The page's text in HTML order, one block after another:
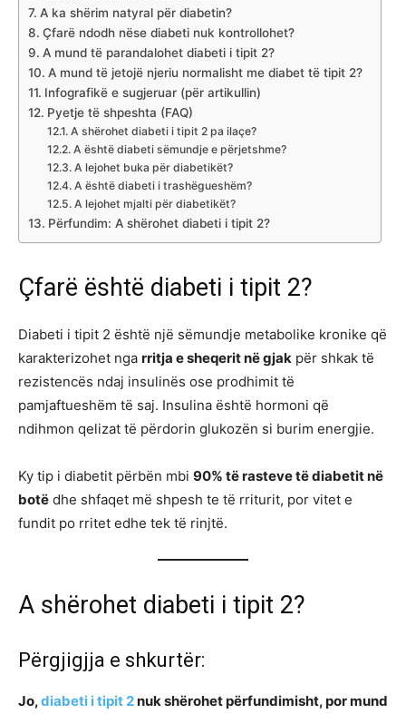
A ka shërim natyral për diabetin?
Çfarë ndodh nëse diabeti nuk kontrollohet?
A mund të parandalohet diabeti i tipit 2?
A mund të jetojë njeriu normalisht me diabet të tipit 2?
Infografikë e sugjeruar (për artikullin)
Pyetje të shpeshta (FAQ)
A shërohet diabeti i tipit 2 pa ilaçe?
A është diabeti sëmundje e përjetshme?
A lejohet buka për diabetikët?
A është diabeti i trashëgueshëm?
A lejohet mjalti për diabetikët?
Përfundim: A shërohet diabeti i tipit 2?
Çfarë është diabeti i tipit 2?
Diabeti i tipit 2 është një sëmundje metabolike kronike që
karakterizohet nga rritja e sheqerit në gjak për shkak të
rezistencës ndaj insulinës ose prodhimit të
pamjaftueshëm të saj. Insulina është hormoni që
ndihmon qelizat të përdorin glukozën si burim energjie.
Ky tip i diabetit përbën mbi 90% të rasteve të diabetit në
botë dhe shfaqet më shpesh te të rriturit, por vitet e
fundit po rritet edhe tek të rinjtë.
A shërohet diabeti i tipit 2?
Përgjigjja e shkurtër:
Jo,diabeti i tipit 2nuk shërohet përfundimisht, por mund